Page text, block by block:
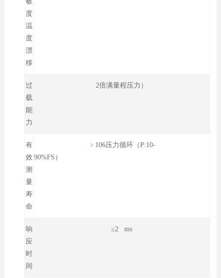
度
温
度
漂
移
过
载
能
力
2倍满量程压力）
有
效
测
量
寿
命
﹥106压力循环（P:10-
90%FS）
响
应
时
间
≤2 ms